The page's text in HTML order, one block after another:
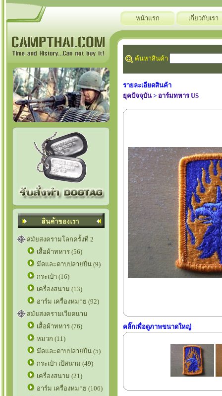
หน้าแรก เกี่ยวกับเรา
สมัยสงครามโลกครั้งที่ 2
เสื้อผ้าทหาร (56)
มีดและดาบปลายปืน (9)
กระเป๋า (16)
เครื่องสนาม (13)
อาร์ม เครื่องหมาย (92)
สมัยสงครามเวียดนาม
เสื้อผ้าทหาร (76)
หมวก (11)
มีดและดาบปลายปืน (5)
กระเป๋า เป้สนาม (49)
เครื่องสนาม (21)
อาร์ม เครื่องหมาย (106)
ค้นหาสินค้า
รายละเอียดสินค้า
ยุคปัจจุบัน > อาร์มทหาร US
คลิ๊กเพื่อดูภาพขนาดใหญ่